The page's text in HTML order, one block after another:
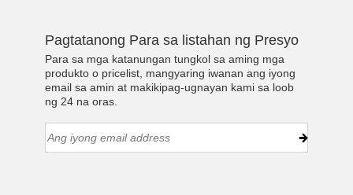
Pagtatanong Para sa listahan ng Presyo
Para sa mga katanungan tungkol sa aming mga
produkto o pricelist, mangyaring iwanan ang iyong
email sa amin at makikipag-ugnayan kami sa loob
ng 24 na oras.